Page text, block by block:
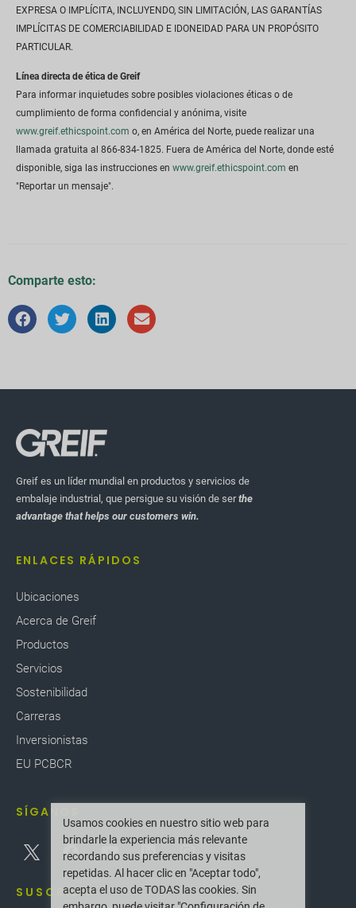
EXPRESA O IMPLÍCITA, INCLUYENDO, SIN LIMITACIÓN, LAS GARANTÍAS
IMPLÍCITAS DE COMERCIABILIDAD E IDONEIDAD PARA UN PROPÓSITO
PARTICULAR.
Línea directa de ética de Greif
Para informar inquietudes sobre posibles violaciones éticas o de
cumplimiento de forma confidencial y anónima, visite
www.greif.ethicspoint.com o, en América del Norte, puede realizar una
llamada gratuita al 866-834-1825. Fuera de América del Norte, donde esté
disponible, siga las instrucciones en www.greif.ethicspoint.com en
"Reportar un mensaje".
Comparte esto:
Greif es un líder mundial en productos y servicios de
embalaje industrial, que persigue su visión de serthe
advantage that helps our customers win.
ENLACES RÁPIDOS
Ubicaciones
Acerca de Greif
Productos
Servicios
Sostenibilidad
Carreras
Inversionistas
EU PCBCR
SÍGANOS
SUSCRIBIR
Usamos cookies en nuestro sitio web para
brindarle la experiencia más relevante
recordando sus preferencias y visitas
repetidas. Al hacer clic en "Aceptar todo",
acepta el uso de TODAS las cookies. Sin